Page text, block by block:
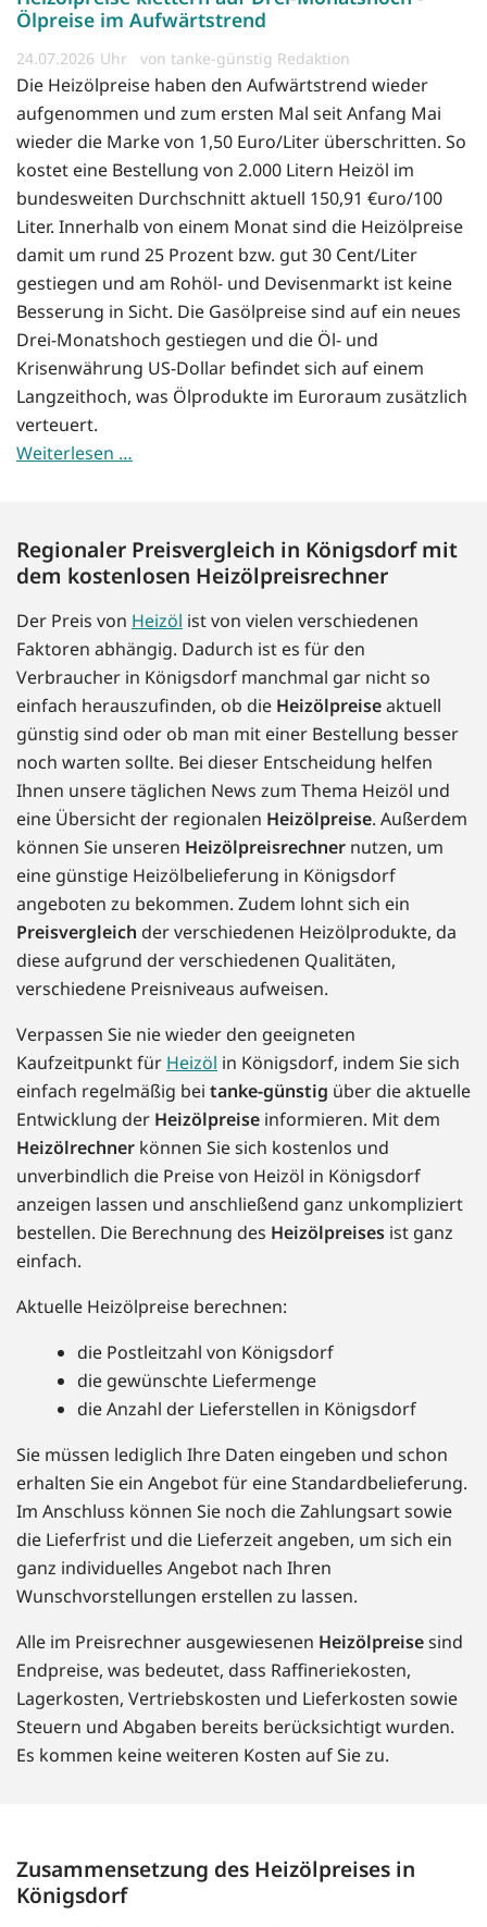
Ölpreise im Aufwärtstrend
24.07.2026 von tanke-günstig Redaktion
Die Heizölpreise haben den Aufwärtstrend wieder
aufgenommen und zum ersten Mal seit Anfang Mai
wieder die Marke von 1,50 Euro/Liter überschritten. So
kostet eine Bestellung von 2.000 Litern Heizöl im
bundesweiten Durchschnitt aktuell 150,91 €uro/100
Liter. Innerhalb von einem Monat sind die Heizölpreise
damit um rund 25 Prozent bzw. gut 30 Cent/Liter
gestiegen und am Rohöl- und Devisenmarkt ist keine
Besserung in Sicht. Die Gasölpreise sind auf ein neues
Drei-Monatshoch gestiegen und die Öl- und
Krisenwährung US-Dollar befindet sich auf einem
Langzeithoch, was Ölprodukte im Euroraum zusätzlich
verteuert.
Weiterlesen …
Regionaler Preisvergleich in Königsdorf mit
dem kostenlosen Heizölpreisrechner
Der Preis von Heizöl ist von vielen verschiedenen
Faktoren abhängig. Dadurch ist es für den
Verbraucher in Königsdorf manchmal gar nicht so
einfach herauszufinden, ob die Heizölpreiseaktuell
günstig sind oder ob man mit einer Bestellung besser
noch warten sollte. Bei dieser Entscheidung helfen
Ihnen unsere täglichen News zum Thema Heizöl und
eine Übersicht der regionalen Heizölpreise. Außerdem
können Sie unseren Heizölpreisrechner nutzen, um
eine günstige Heizölbelieferung in Königsdorf
angeboten zu bekommen. Zudem lohnt sich ein
Preisvergleich der verschiedenen Heizölprodukte, da
diese aufgrund der verschiedenen Qualitäten,
verschiedene Preisniveaus aufweisen.
Verpassen Sie nie wieder den geeigneten
Kaufzeitpunkt für Heizöl in Königsdorf, indem Sie sich
einfach regelmäßig bei tanke-günstig über die aktuelle
Entwicklung der Heizölpreise informieren. Mit dem
Heizölrechner können Sie sich kostenlos und
unverbindlich die Preise von Heizöl in Königsdorf
anzeigen lassen und anschließend ganz unkompliziert
bestellen. Die Berechnung des Heizölpreises ist ganz
einfach.
Aktuelle Heizölpreise berechnen:
die Postleitzahl von Königsdorf
die gewünschte Liefermenge
die Anzahl der Lieferstellen in Königsdorf
Sie müssen lediglich Ihre Daten eingeben und schon
erhalten Sie ein Angebot für eine Standardbelieferung.
Im Anschluss können Sie noch die Zahlungsart sowie
die Lieferfrist und die Lieferzeit angeben, um sich ein
ganz individuelles Angebot nach Ihren
Wunschvorstellungen erstellen zu lassen.
Alle im Preisrechner ausgewiesenen Heizölpreisesind
Endpreise, was bedeutet, dass Raffineriekosten,
Lagerkosten, Vertriebskosten und Lieferkosten sowie
Steuern und Abgaben bereits berücksichtigt wurden.
Es kommen keine weiteren Kosten auf Sie zu.
Zusammensetzung des Heizölpreises in
Königsdorf